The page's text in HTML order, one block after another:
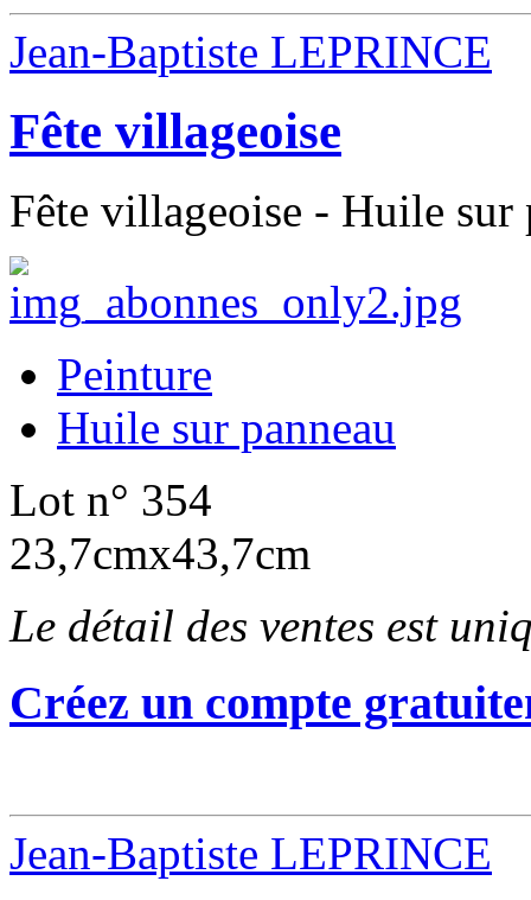
Jean-Baptiste LEPRINCE
Fête villageoise
Fête villageoise - Huile sur
Peinture
Huile sur panneau
Lot n° 354
23,7cmx43,7cm
Le détail des ventes est
Créez un compte
Jean-Baptiste LEPRINCE